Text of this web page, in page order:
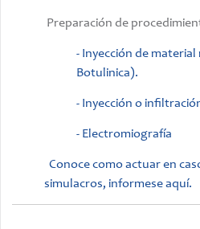
Preparación de
- Inyección de
Botulinica).
- Inyección o
- Electromiografía
Conoce como actuar en
simulacros, informese aquí.